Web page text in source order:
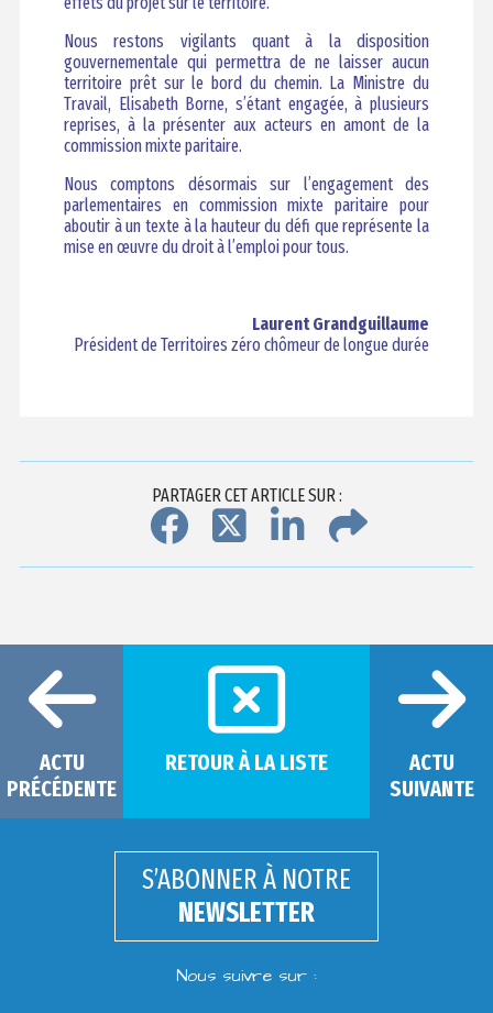
Nous restons vigilants quant à la disposition
gouvernementale qui permettra de ne laisser aucun
territoire prêt sur le bord du chemin. La Ministre du
Travail, Elisabeth Borne, s’étant engagée, à plusieurs
reprises, à la présenter aux acteurs en amont de la
commission mixte paritaire.
Nous comptons désormais sur l’engagement des
parlementaires en commission mixte paritaire pour
aboutir à un texte à la hauteur du défi que représente la
mise en œuvre du droit à l’emploi pour tous.
Laurent Grandguillaume
Président de Territoires zéro chômeur de longue durée
PARTAGER CET ARTICLE SUR :
ACTU
PRÉCÉDENTE
RETOUR À LA LISTE
ACTU
SUIVANTE
S’ABONNER À NOTRE
NEWSLETTER
Nous suivre sur :